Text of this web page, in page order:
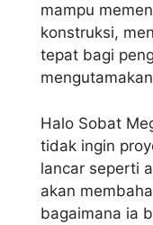
mampu
konstruksi,
tepat bagi
Halo Sobat
tidak ingin
lancar seperti
akan
bagaimana ia